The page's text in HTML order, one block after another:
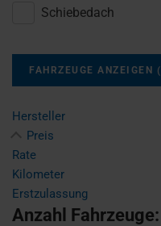
Schiebedach
FAHRZEUGE ANZEIGEN (
Hersteller
Preis
Rate
Kilometer
Erstzulassung
Anzahl Fahrzeuge: